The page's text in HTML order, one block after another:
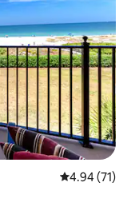
平均评分
4.94 (71)